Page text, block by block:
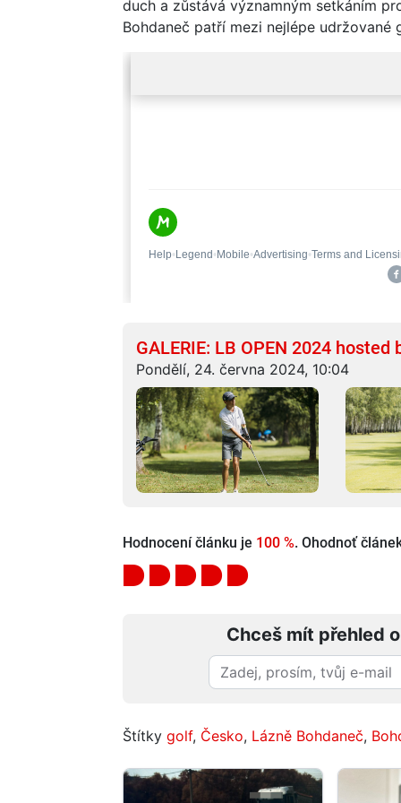
duch a zůstává významným setkáním
Bohdaneč patří mezi nejlépe
GALERIE: LB OPEN 2024
Pondělí, 24. června 2024, 10:04
Hodnocení článku je 100 %. Ohodnoť
Chceš mít přehled
Štítky golf, Česko, Lázně Bohdaneč,